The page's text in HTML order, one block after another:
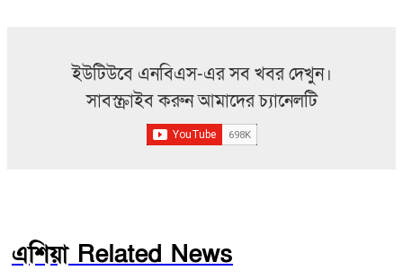
ইউটিউবে এনবিএস-এর সব খবর দেখুন।
সাবস্ক্রাইব করুন আমাদের চ্যানেলটি
এশিয়া Related News